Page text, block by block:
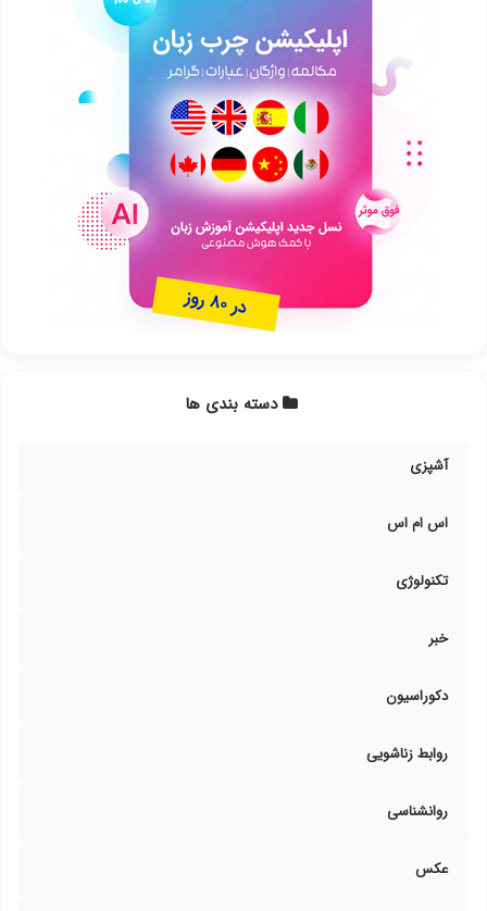
دسته بندی ها
آشپزی
اس ام اس
تکنولوژی
خبر
دکوراسیون
روابط زناشویی
روانشناسی
عکس